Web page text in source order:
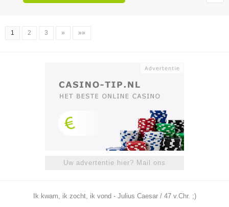
1 2 3 » »»
Uw advertentie hier? Mail ons
Ik kwam, ik zocht, ik vond - Julius Caesar / 47 v.Chr. ;)